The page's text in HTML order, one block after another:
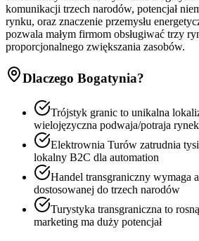
komunikacji trzech narodów, potencjał
rynku, oraz znaczenie przemysłu
pozwala małym firmom obsługiwać trzy
proporcjonalnego zwiększania zasobów.
Dlaczego Bogatynia?
Trójstyk granic to unikalna
wielojęzyczna podwaja/potraja rynek
Elektrownia Turów zatrudnia
lokalny B2C dla automation
Handel transgraniczny wymaga
dostosowanej do trzech narodów
Turystyka transgraniczna to
marketing ma duży potencjał